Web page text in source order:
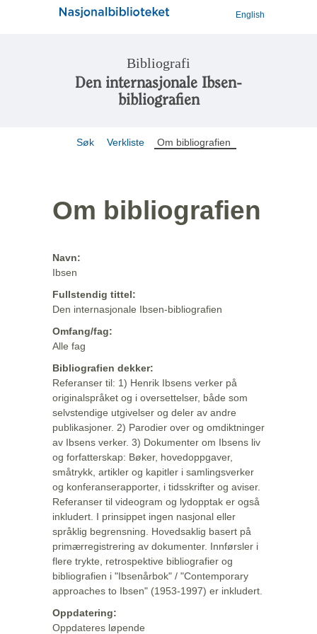
English
Bibliografi
Den internasjonale Ibsen-
bibliografien
Søk Verkliste Om bibliografien
Om bibliografien
Navn:
Ibsen
Fullstendig tittel:
Den internasjonale Ibsen-bibliografien
Omfang/fag:
Alle fag
Bibliografien dekker:
Referanser til: 1) Henrik Ibsens verker på
originalspråket og i oversettelser, både som
selvstendige utgivelser og deler av andre
publikasjoner. 2) Parodier over og omdiktninger
av Ibsens verker. 3) Dokumenter om Ibsens liv
og forfatterskap: Bøker, hovedoppgaver,
småtrykk, artikler og kapitler i samlingsverker
og konferanserapporter, i tidsskrifter og aviser.
Referanser til videogram og lydopptak er også
inkludert. I prinsippet ingen nasjonal eller
språklig begrensning. Hovedsaklig basert på
primærregistrering av dokumenter. Innførsler i
flere trykte, retrospektive bibliografier og
bibliografien i "Ibsenårbok" / "Contemporary
approaches to Ibsen" (1953-1997) er inkludert.
Oppdatering:
Oppdateres løpende